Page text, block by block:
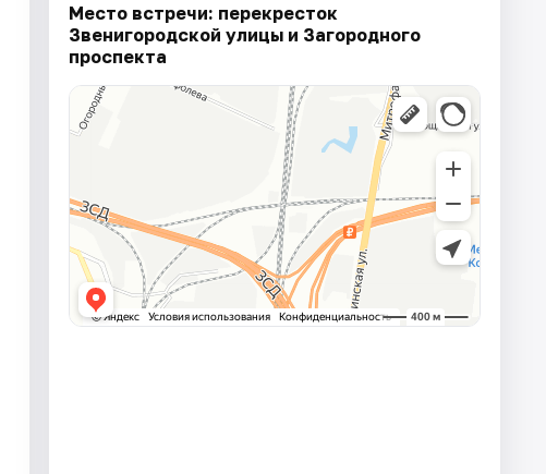
Место встречи: перекресток
Звенигородской улицы и Загородного
проспекта